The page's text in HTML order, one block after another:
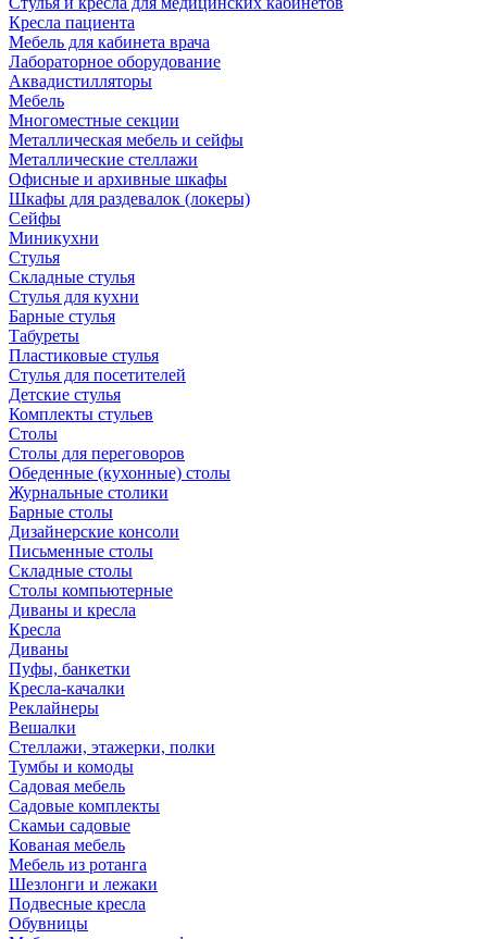
Кресла пациента
Мебель для кабинета врача
Лабораторное оборудование
Аквадистилляторы
Мебель
Многоместные секции
Металлическая мебель и сейфы
Металлические стеллажи
Офисные и архивные шкафы
Шкафы для раздевалок (локеры)
Сейфы
Миникухни
Стулья
Складные стулья
Стулья для кухни
Барные стулья
Табуреты
Пластиковые стулья
Стулья для посетителей
Детские стулья
Комплекты стульев
Столы
Столы для переговоров
Обеденные (кухонные) столы
Журнальные столики
Барные столы
Дизайнерские консоли
Письменные столы
Складные столы
Столы компьютерные
Диваны и кресла
Кресла
Диваны
Пуфы, банкетки
Кресла-качалки
Реклайнеры
Вешалки
Стеллажи, этажерки, полки
Тумбы и комоды
Садовая мебель
Садовые комплекты
Скамьи садовые
Кованая мебель
Мебель из ротанга
Шезлонги и лежаки
Подвесные кресла
Обувницы